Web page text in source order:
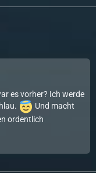
es vorher? Ich werde
Und macht
ordentlich